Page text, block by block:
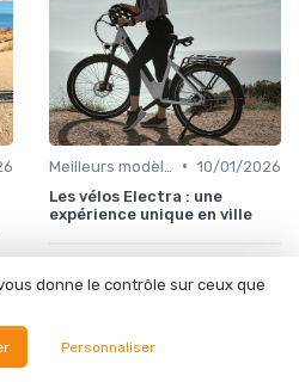
• 10/01/2026
Les vélos Electra : une
expérience unique en ville
donne le contrôle sur ceux que
Personnaliser